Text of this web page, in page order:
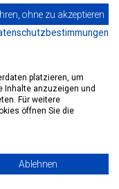
- Powered by
ohne zu akzeptieren
platzieren, um
Inhalte anzuzeigen und
Für weitere
öffnen Sie die
Ablehnen